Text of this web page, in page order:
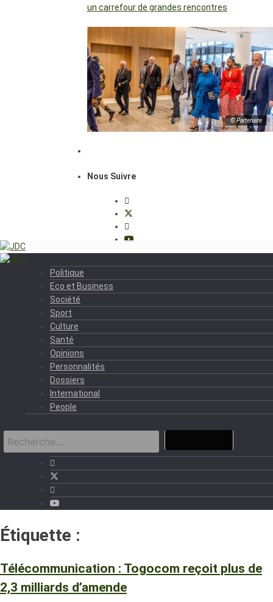
un carrefour de grandes rencontres
© Partenaire
Nous Suivre
Politique
Eco et Business
Société
Sport
Culture
Santé
Opinions
Personnalités
Dossiers
International
People
Étiquette :
Télécommunication : Togocom reçoit plus de
2,3 milliards d’amende